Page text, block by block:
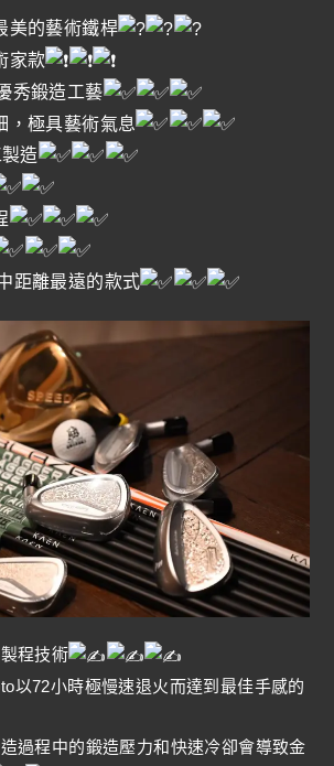
美的藝術鐵桿
家款
秀鍛造工藝
，極具藝術氣息
造
距離最遠的款式
程技術
以72小時極慢速退火而達到最佳手感的
過程中的鍛造壓力和快速冷卻會導致金